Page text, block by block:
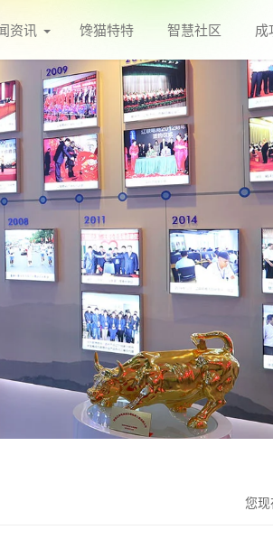
资讯 馋猫特特 智慧社区 成
您现